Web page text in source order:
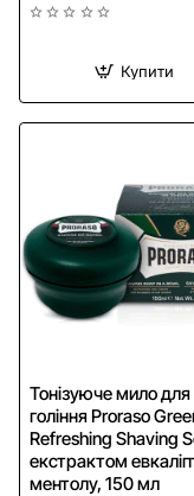
Купити
Тонізуюче мило для
гоління Proraso
Refreshing Shaving
екстрактом
ментолу, 150 мл